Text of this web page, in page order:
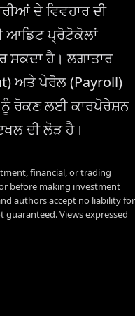
ਦੇ ਵਿਵਹਾਰ ਦੀ
ਆਡਿਟ ਪ੍ਰੋਟੋਕੋਲਾਂ
ਸਕਦਾ ਹੈ। ਲਗਾਤਾਰ
ਅਤੇ ਪੇਰੋਲ (Payroll)
ਨੂੰ ਰੋਕਣ ਲਈ ਕਾਰਪੋਰੇਸ਼ਨ
ਦੀ ਲੋੜ ਹੈ।
financial, or trading
before making investment
authors accept no liability for
guaranteed. Views expressed